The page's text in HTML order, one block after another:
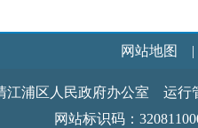
网站地图
江浦区人民政府办公室 运行
网站标识码：